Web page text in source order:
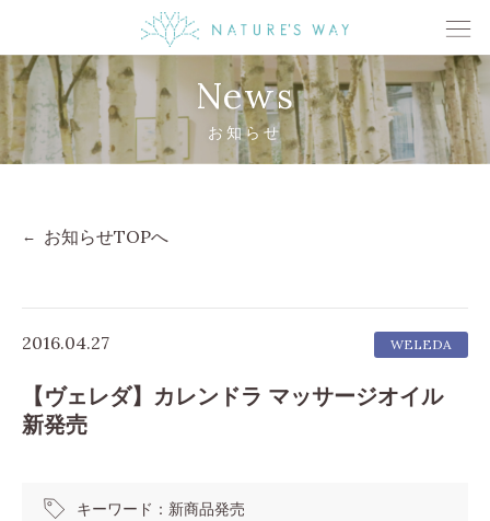
News
お知らせ
お知らせTOPへ
2016.04.27 WELEDA
【ヴェレダ】カレンドラ マッサージオイル
新発売
キーワード： 新商品発売